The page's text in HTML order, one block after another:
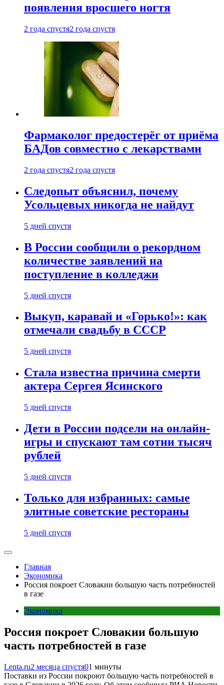
появления вросшего ногтя
2 года спустя2 года спустя
Фармаколог предостерёг от приёма
БАДов совместно с лекарствами
2 года спустя2 года спустя
Следопыт объяснил, почему
Усольцевых никогда не найдут
5 дней спустя
В России сообщили о рекордном
количестве заявлений на
поступление в колледжи
5 дней спустя
Выкуп, каравай и «Горько!»: как
отмечали свадьбу в СССР
5 дней спустя
Стала известна причина смерти
актера Сергея Ясинского
5 дней спустя
Дети в России подсели на онлайн-
игры и спускают там сотни тысяч
рублей
5 дней спустя
Только для избранных: самые
элитные советские рестораны
5 дней спустя
Главная
Экономика
Россия покроет Словакии большую часть потребностей
в газе
Экономика
Россия покроет Словакии большую
часть потребностей в газе
Lenta.ru2 месяца спустя01 минуты
Поставки из России покроют большую часть потребностей в